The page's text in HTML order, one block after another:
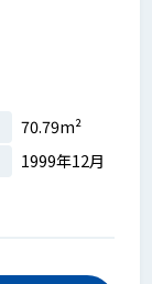
70.79m²
1999年12月